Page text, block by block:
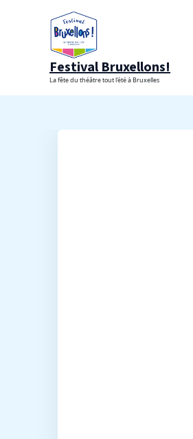
Festival Bruxellons!
La fête du théâtre tout l'été à Bruxelles